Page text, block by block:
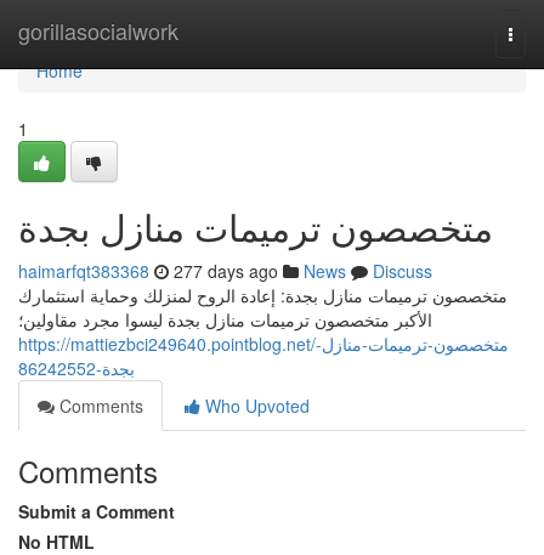
gorillasocialwork
Home
Home
1
متخصصون ترميمات منازل بجدة
haimarfqt383368 277 days ago News
Discuss
متخصصون ترميمات منازل بجدة: إعادة الروح لمنزلك وحماية استثمارك
الأكبر متخصصون ترميمات منازل بجدة ليسوا مجرد مقاولين؛
https://mattiezbci249640.pointblog.net/متخصصون-ترميمات-منازل-
بجدة-86242552
Comments
Who Upvoted
Comments
Submit a Comment
No HTML